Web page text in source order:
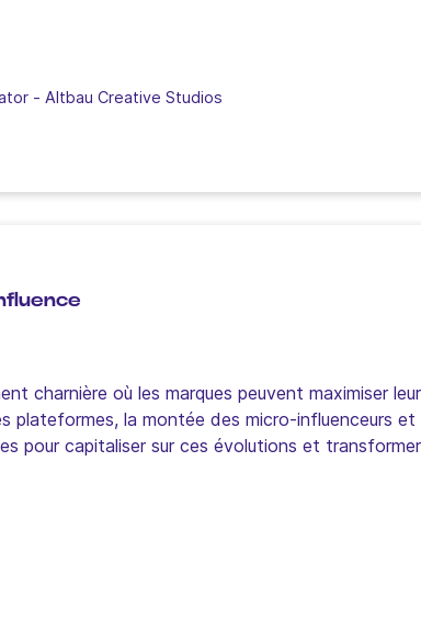
- Altbau Creative Studios
charnière où les marques peuvent maximiser
plateformes, la montée des micro-influenceurs
pour capitaliser sur ces évolutions et